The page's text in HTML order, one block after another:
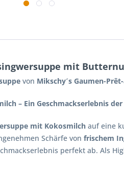
mit
von Mikschy´s Gaumen-
– Ein Geschmackserlebnis
mit Kokosmilch auf eine
Schärfe von frischem
perfekt ab. Als